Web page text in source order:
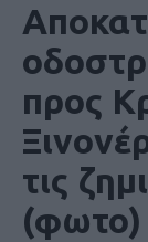
προς
τις
(φωτο)